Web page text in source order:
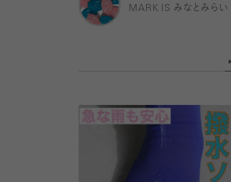
MARK IS みなとみらい